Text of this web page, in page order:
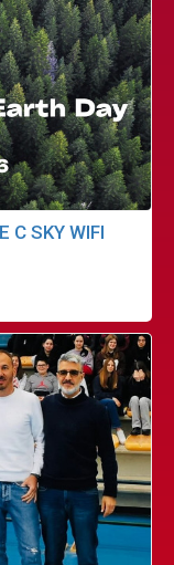
C SKY WIFI